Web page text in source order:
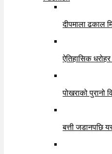
दीपमाला ढकाल
ऐतिहासिक
पोखराको पुरानो
बत्ती जडानपछि